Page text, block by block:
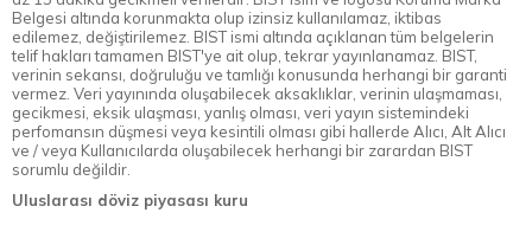
Belgesi altında korunmakta olup izinsiz kullanılamaz, iktibas
edilemez, değiştirilemez. BIST ismi altında açıklanan tüm belgelerin
telif hakları tamamen BIST'ye ait olup, tekrar yayınlanamaz. BIST,
verinin sekansı, doğruluğu ve tamlığı konusunda herhangi bir garanti
vermez. Veri yayınında oluşabilecek aksaklıklar, verinin ulaşmaması,
gecikmesi, eksik ulaşması, yanlış olması, veri yayın sistemindeki
perfomansın düşmesi veya kesintili olması gibi hallerde Alıcı, Alt Alıcı
ve / veya Kullanıcılarda oluşabilecek herhangi bir zarardan BIST
sorumlu değildir.
Uluslarası döviz piyasası kuru